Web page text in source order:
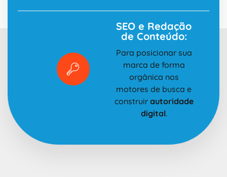
SEO e Redação
de Conteúdo:
Para posicionar sua
marca de forma
orgânica nos
motores de busca e
construir autoridade
digital.